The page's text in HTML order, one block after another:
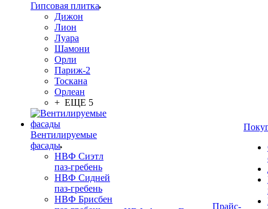
Гипсовая плитка
Дижон
Лион
Луара
Шамони
Орли
Париж-2
Тоскана
Орлеан
+ ЕЩЕ 5
Вентилируемые
фасады
НВФ Сиэтл
паз-гребень
НВФ Сидней
паз-гребень
НВФ Брисбен
Прайс-